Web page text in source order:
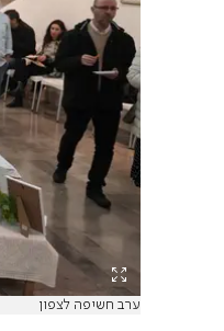
ערב חשיפה לצפון